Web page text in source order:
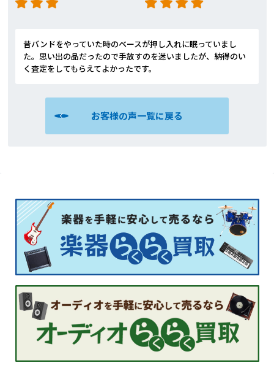
昔バンドをやっていた時のベースが押し入れに眠っていまし
た。思い出の品だったので手放すのを迷いましたが、納得のい
く査定をしてもらえてよかったです。
お客様の声一覧に戻る